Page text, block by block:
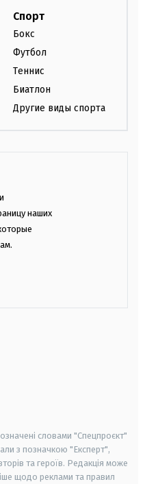
Спорт
Бокс
Футбол
Теннис
Биатлон
Другие виды спорта
наших
словами "Спецпроєкт"
з позначкою "Експерт",
та героїв. Редакція може
щодо реклами та правил